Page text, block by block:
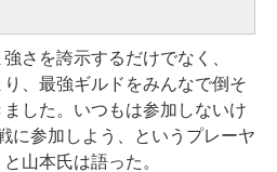
さを誇示するだけでなく、
り、最強ギルドをみんなで倒そ
した。いつもは参加しないけ
に参加しよう、というプレーヤ
山本氏は語った。